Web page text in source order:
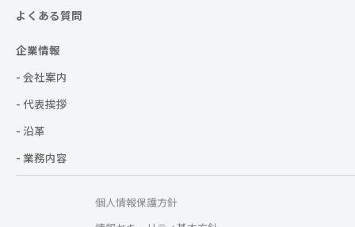
よくある質問
企業情報
- 会社案内
- 代表挨拶
- 沿革
- 業務内容
個人情報保護方針